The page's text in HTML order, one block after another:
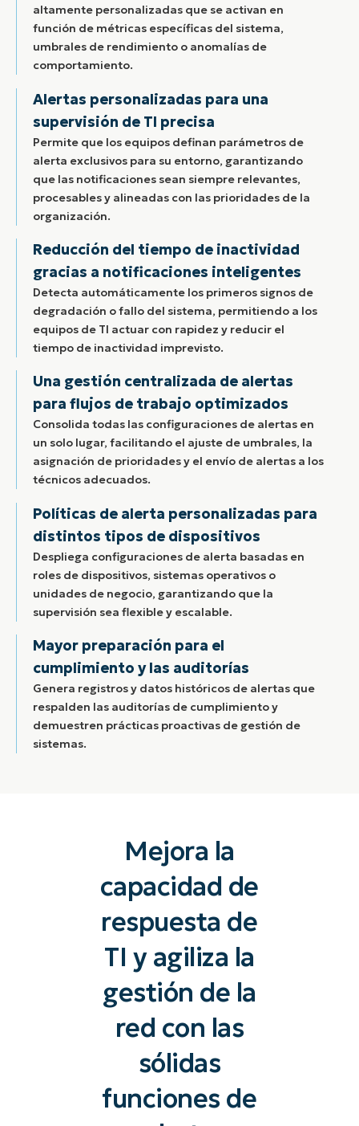
altamente personalizadas que se activan en
función de métricas específicas del sistema,
umbrales de rendimiento o anomalías de
comportamiento.
Alertas personalizadas para una
supervisión de TI precisa
Permite que los equipos definan parámetros de
alerta exclusivos para su entorno, garantizando
que las notificaciones sean siempre relevantes,
procesables y alineadas con las prioridades de la
organización.
Reducción del tiempo de inactividad
gracias a notificaciones inteligentes
Detecta automáticamente los primeros signos de
degradación o fallo del sistema, permitiendo a los
equipos de TI actuar con rapidez y reducir el
tiempo de inactividad imprevisto.
Una gestión centralizada de alertas
para flujos de trabajo optimizados
Consolida todas las configuraciones de alertas en
un solo lugar, facilitando el ajuste de umbrales, la
asignación de prioridades y el envío de alertas a los
técnicos adecuados.
Políticas de alerta personalizadas para
distintos tipos de dispositivos
Despliega configuraciones de alerta basadas en
roles de dispositivos, sistemas operativos o
unidades de negocio, garantizando que la
supervisión sea flexible y escalable.
Mayor preparación para el
cumplimiento y las auditorías
Genera registros y datos históricos de alertas que
respalden las auditorías de cumplimiento y
demuestren prácticas proactivas de gestión de
sistemas.
Mejora la
capacidad de
respuesta de
TI y agiliza la
gestión de la
red con las
sólidas
funciones de